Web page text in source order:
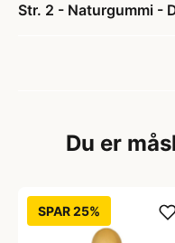
Str. 2 - Naturgummi -
Du er
SPAR 25%